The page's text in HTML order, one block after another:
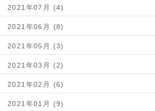
2021年07月 (4)
2021年06月 (8)
2021年05月 (3)
2021年03月 (2)
2021年02月 (6)
2021年01月 (9)